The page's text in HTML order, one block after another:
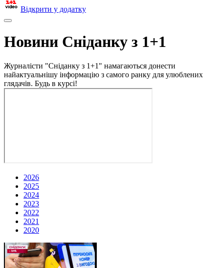
Відкрити у додатку
Новини Сніданку з 1+1
Журналісти "Сніданку з 1+1" намагаються донести
найактуальнішу інформацію з самого ранку для улюблених
глядачів. Будь в курсі!
2026
2025
2024
2023
2022
2021
2020